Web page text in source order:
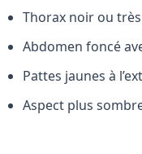
Thorax noir ou
Abdomen foncé
Pattes jaunes à
Aspect plus